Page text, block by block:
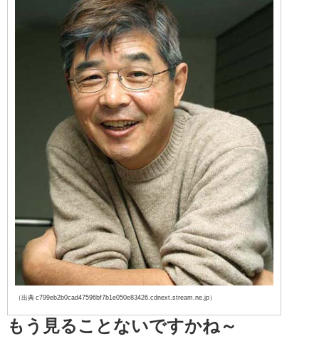
（出典 c799eb2b0cad47596bf7b1e050e83426.cdnext.stream.ne.jp）
もう見ることないですかね～